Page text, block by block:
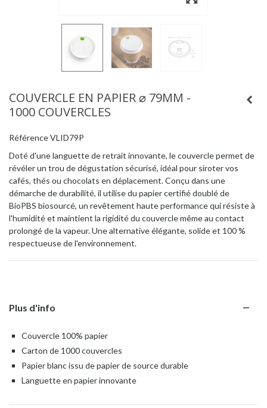
COUVERCLE EN PAPIER ⌀ 79MM -
1000 COUVERCLES
RéférenceVLID79P
Doté d'une languette de retrait innovante, le couvercle permet de
révéler un trou de dégustation sécurisé, idéal pour siroter vos
cafés, thés ou chocolats en déplacement. Conçu dans une
démarche de durabilité, il utilise du papier certifié doublé de
BioPBS biosourcé, un revêtement haute performance qui résiste à
l'humidité et maintient la rigidité du couvercle même au contact
prolongé de la vapeur. Une alternative élégante, solide et 100 %
respectueuse de l'environnement.
Plus d'info
Couvercle 100% papier
Carton de 1000 couvercles
Papier blanc issu de papier de source durable
Languette en papier innovante